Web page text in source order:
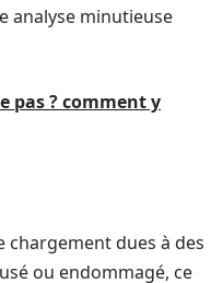
analyse minutieuse
pas ? comment y
dues à des
ou endommagé, ce